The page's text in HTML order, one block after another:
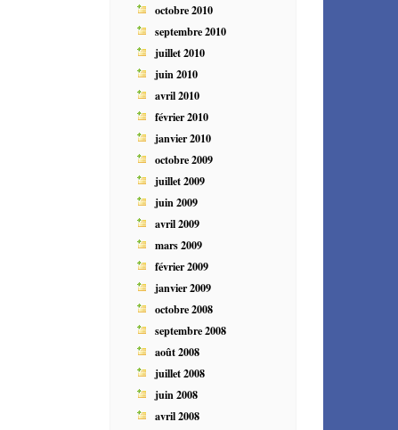
octobre 2010
septembre 2010
juillet 2010
juin 2010
avril 2010
février 2010
janvier 2010
octobre 2009
juillet 2009
juin 2009
avril 2009
mars 2009
février 2009
janvier 2009
octobre 2008
septembre 2008
août 2008
juillet 2008
juin 2008
avril 2008